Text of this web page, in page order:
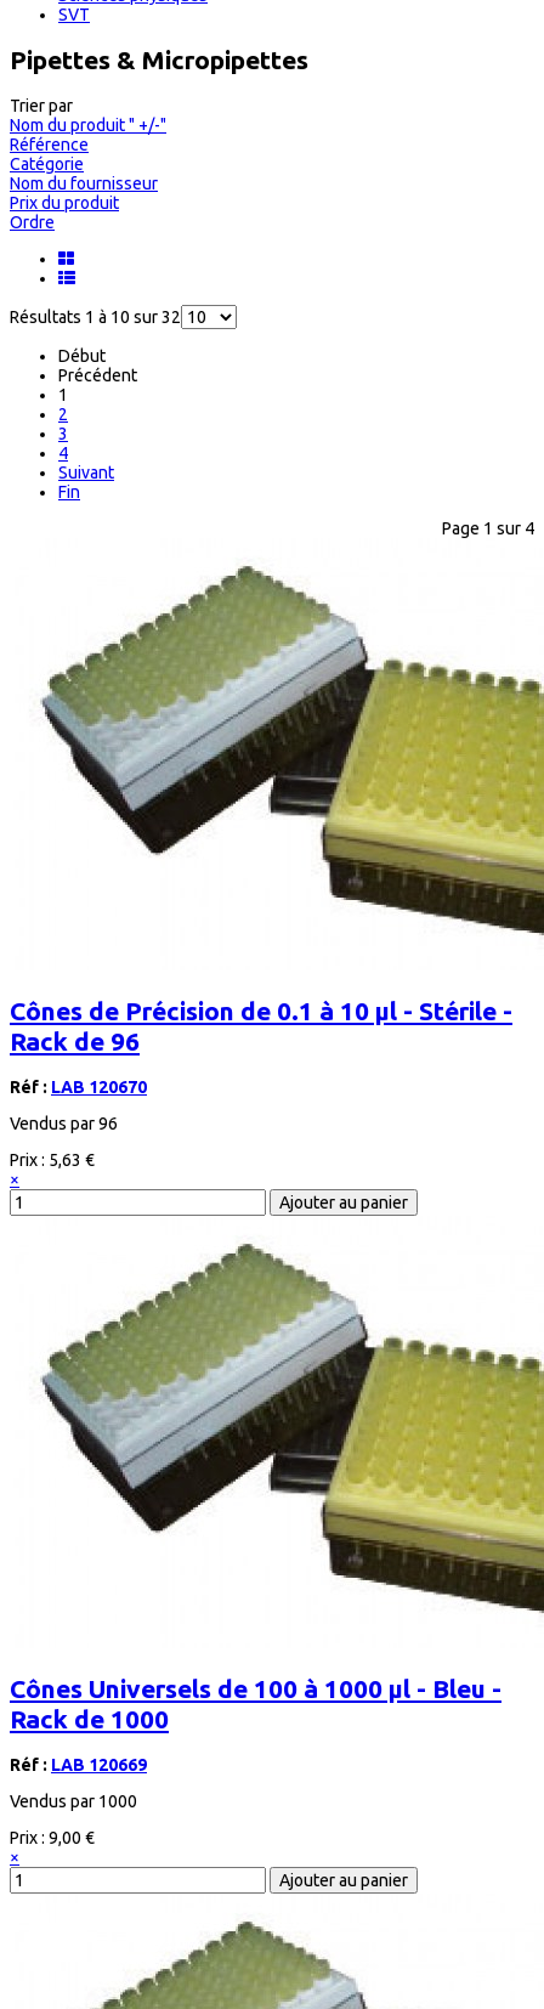
SVT
Pipettes & Micropipettes
Trier par
Nom du produit " +/-"
Référence
Catégorie
Nom du fournisseur
Prix du produit
Ordre
Résultats 1 à 10 sur 32
Début
Précédent
1
2
3
4
Suivant
Fin
Page 1 sur 4
Cônes de Précision de 0.1 à 10 μl - Stérile -
Rack de 96
Réf : LAB 120670
Vendus par 96
Prix : 5,63 €
×
Cônes Universels de 100 à 1000 μl - Bleu -
Rack de 1000
Réf : LAB 120669
Vendus par 1000
Prix : 9,00 €
×